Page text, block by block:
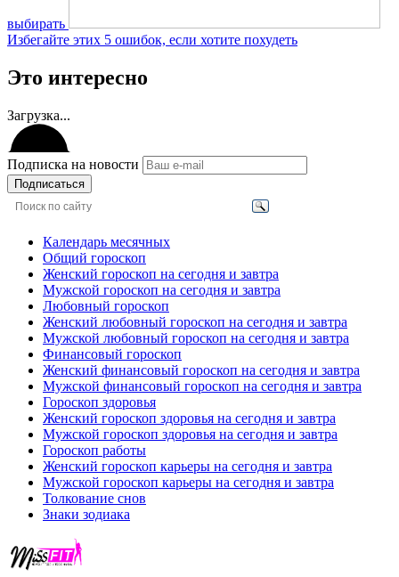
выбирать
Избегайте этих 5 ошибок, если хотите похудеть
Это интересно
Загрузка...
Подписка на новости
Подписаться
Календарь месячных
Общий гороскоп
Женский гороскоп на сегодня и завтра
Мужской гороскоп на сегодня и завтра
Любовный гороскоп
Женский любовный гороскоп на сегодня и завтра
Мужской любовный гороскоп на сегодня и завтра
Финансовый гороскоп
Женский финансовый гороскоп на сегодня и завтра
Мужской финансовый гороскоп на сегодня и завтра
Гороскоп здоровья
Женский гороскоп здоровья на сегодня и завтра
Мужской гороскоп здоровья на сегодня и завтра
Гороскоп работы
Женский гороскоп карьеры на сегодня и завтра
Мужской гороскоп карьеры на сегодня и завтра
Толкование снов
Знаки зодиака